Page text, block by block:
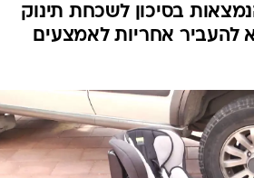
ספורט מוטורי
צרכנות
בטיחות
סדנאות ושיפורים
דעות
כל הכתבות
בסיכון לשכחת תינוק
להעביר אחריות לאמצעים